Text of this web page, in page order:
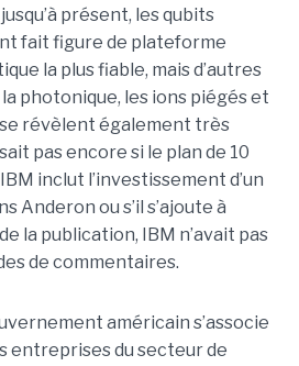
présent, les qubits
fait figure de plateforme
la plus fiable, mais d’autres
photonique, les ions piégés et
révèlent également très
pas encore si le plan de 10
inclut l’investissement d’un
Anderon ou s’il s’ajoute à
la publication, IBM n’avait pas
de commentaires.
américain s’associe
entreprises du secteur de